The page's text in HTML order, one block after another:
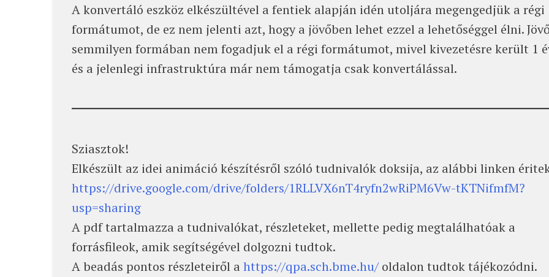
A konvertáló eszköz elkészültével a fentiek alapján idén utoljára megengedjük a régi
formátumot, de ez nem jelenti azt, hogy a jövőben lehet ezzel a lehetőséggel élni.
semmilyen formában nem fogadjuk el a régi formátumot, mivel kivezetésre került 1
és a jelenlegi infrastruktúra már nem támogatja csak konvertálással.
Sziasztok!
Elkészült az idei animáció készítésről szóló tudnivalók doksija, az alábbi linken
https://drive.google.com/drive/folders/1RLLVX6nT4ryfn2wRiPM6Vw-tKTNifmfM?
usp=sharing
A pdf tartalmazza a tudnivalókat, részleteket, mellette pedig megtalálhatóak a
forrásfileok, amik segítségével dolgozni tudtok.
A beadás pontos részleteiről a https://qpa.sch.bme.hu/oldalon tudtok tájékozódni.